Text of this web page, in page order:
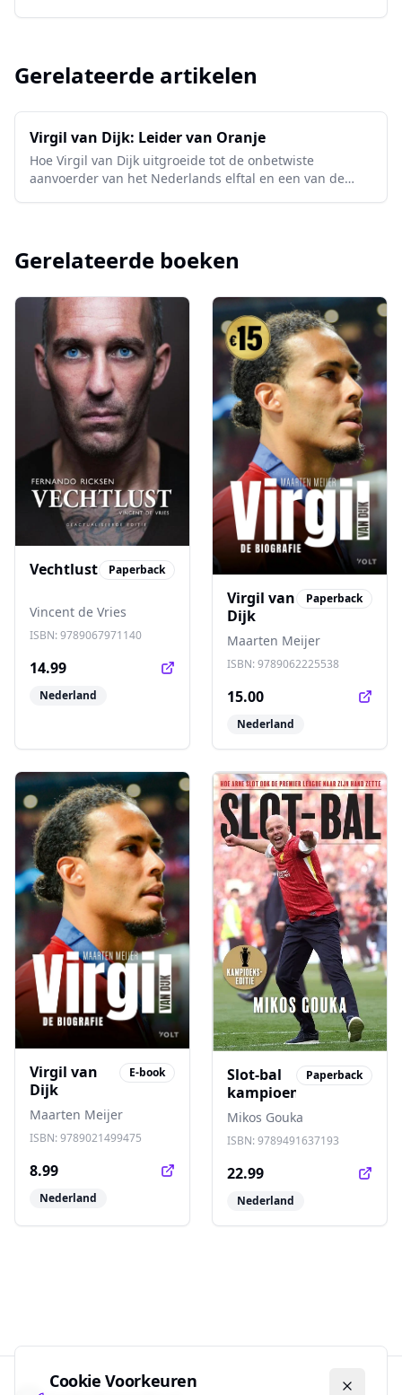
Cookie Voorkeuren
Gerelateerde artikelen
Virgil van Dijk: Leider van Oranje
Hoe Virgil van Dijk uitgroeide tot de onbetwiste
aanvoerder van het Nederlands elftal en een van de
Gerelateerde boeken
Vechtlust Paperback
Vincent de Vries
ISBN:9789067971140
14.99
Nederland
Virgil van
Dijk
Paperback
Maarten Meijer
ISBN:9789062225538
15.00
Nederland
Virgil van
Dijk
E-book
Maarten Meijer
ISBN:9789021499475
8.99
Nederland
Slot-bal
kampioenseditie
Paperback
Mikos Gouka
ISBN:9789491637193
22.99
Nederland